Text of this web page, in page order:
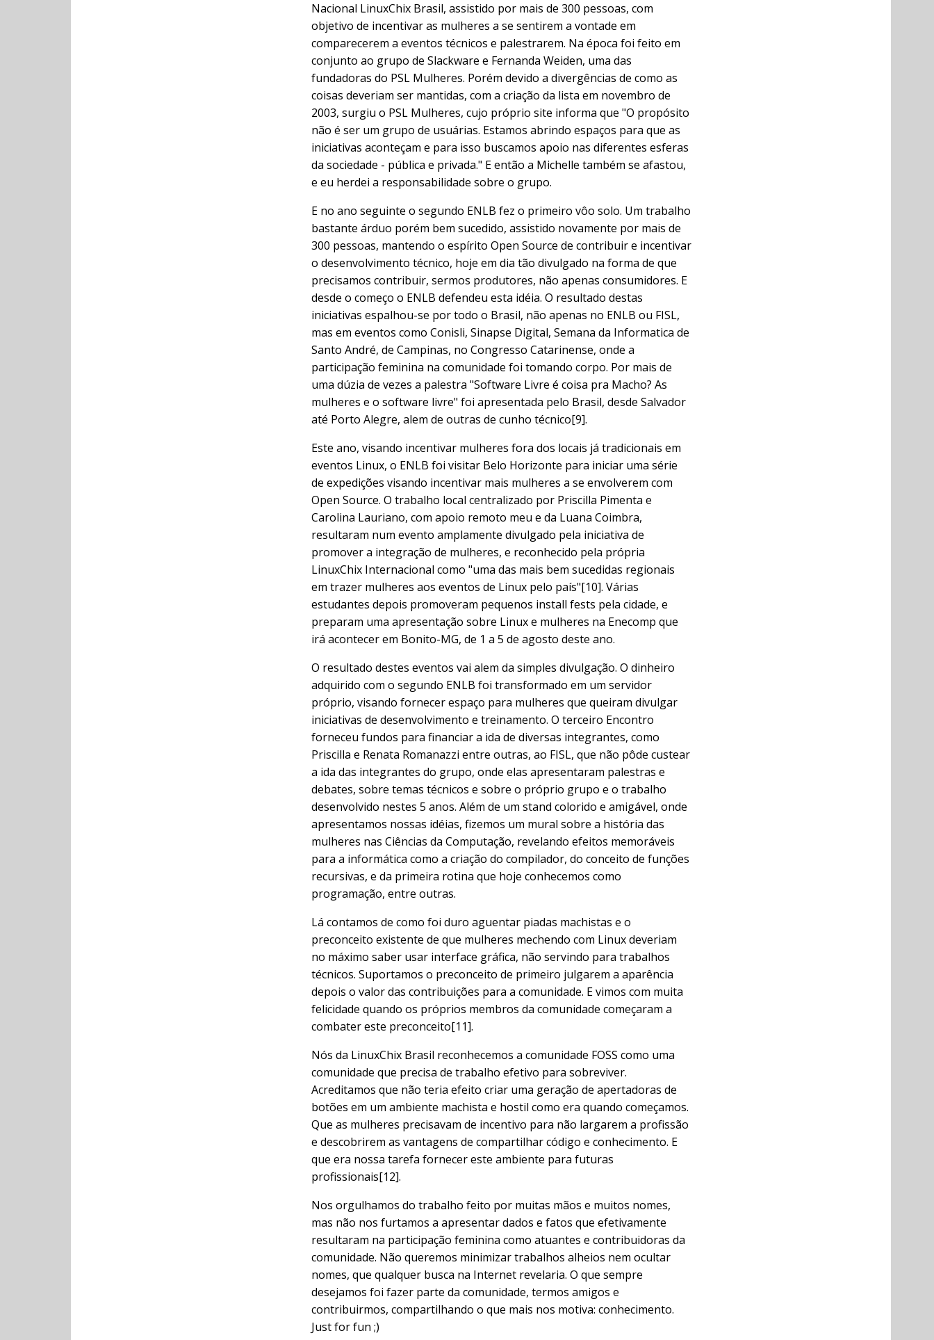
Nacional LinuxChix Brasil, assistido por mais de 300 pessoas, com
objetivo de incentivar as mulheres a se sentirem a vontade em
comparecerem a eventos técnicos e palestrarem. Na época foi feito em
conjunto ao grupo de Slackware e Fernanda Weiden, uma das
fundadoras do PSL Mulheres. Porém devido a divergências de como as
coisas deveriam ser mantidas, com a criação da lista em novembro de
2003, surgiu o PSL Mulheres, cujo próprio site informa que "O propósito
não é ser um grupo de usuárias. Estamos abrindo espaços para que as
iniciativas aconteçam e para isso buscamos apoio nas diferentes esferas
da sociedade - pública e privada." E então a Michelle também se afastou,
e eu herdei a responsabilidade sobre o grupo.
E no ano seguinte o segundo ENLB fez o primeiro vôo solo. Um trabalho
bastante árduo porém bem sucedido, assistido novamente por mais de
300 pessoas, mantendo o espírito Open Source de contribuir e incentivar
o desenvolvimento técnico, hoje em dia tão divulgado na forma de que
precisamos contribuir, sermos produtores, não apenas consumidores. E
desde o começo o ENLB defendeu esta idéia. O resultado destas
iniciativas espalhou-se por todo o Brasil, não apenas no ENLB ou FISL,
mas em eventos como Conisli, Sinapse Digital, Semana da Informatica de
Santo André, de Campinas, no Congresso Catarinense, onde a
participação feminina na comunidade foi tomando corpo. Por mais de
uma dúzia de vezes a palestra "Software Livre é coisa pra Macho? As
mulheres e o software livre" foi apresentada pelo Brasil, desde Salvador
até Porto Alegre, alem de outras de cunho técnico[9].
Este ano, visando incentivar mulheres fora dos locais já tradicionais em
eventos Linux, o ENLB foi visitar Belo Horizonte para iniciar uma série
de expedições visando incentivar mais mulheres a se envolverem com
Open Source. O trabalho local centralizado por Priscilla Pimenta e
Carolina Lauriano, com apoio remoto meu e da Luana Coimbra,
resultaram num evento amplamente divulgado pela iniciativa de
promover a integração de mulheres, e reconhecido pela própria
LinuxChix Internacional como "uma das mais bem sucedidas regionais
em trazer mulheres aos eventos de Linux pelo país"[10]. Várias
estudantes depois promoveram pequenos install fests pela cidade, e
preparam uma apresentação sobre Linux e mulheres na Enecomp que
irá acontecer em Bonito-MG, de 1 a 5 de agosto deste ano.
O resultado destes eventos vai alem da simples divulgação. O dinheiro
adquirido com o segundo ENLB foi transformado em um servidor
próprio, visando fornecer espaço para mulheres que queiram divulgar
iniciativas de desenvolvimento e treinamento. O terceiro Encontro
forneceu fundos para financiar a ida de diversas integrantes, como
Priscilla e Renata Romanazzi entre outras, ao FISL, que não pôde custear
a ida das integrantes do grupo, onde elas apresentaram palestras e
debates, sobre temas técnicos e sobre o próprio grupo e o trabalho
desenvolvido nestes 5 anos. Além de um stand colorido e amigável, onde
apresentamos nossas idéias, fizemos um mural sobre a história das
mulheres nas Ciências da Computação, revelando efeitos memoráveis
para a informática como a criação do compilador, do conceito de funções
recursivas, e da primeira rotina que hoje conhecemos como
programação, entre outras.
Lá contamos de como foi duro aguentar piadas machistas e o
preconceito existente de que mulheres mechendo com Linux deveriam
no máximo saber usar interface gráfica, não servindo para trabalhos
técnicos. Suportamos o preconceito de primeiro julgarem a aparência
depois o valor das contribuições para a comunidade. E vimos com muita
felicidade quando os próprios membros da comunidade começaram a
combater este preconceito[11].
Nós da LinuxChix Brasil reconhecemos a comunidade FOSS como uma
comunidade que precisa de trabalho efetivo para sobreviver.
Acreditamos que não teria efeito criar uma geração de apertadoras de
botões em um ambiente machista e hostil como era quando começamos.
Que as mulheres precisavam de incentivo para não largarem a profissão
e descobrirem as vantagens de compartilhar código e conhecimento. E
que era nossa tarefa fornecer este ambiente para futuras
profissionais[12].
Nos orgulhamos do trabalho feito por muitas mãos e muitos nomes,
mas não nos furtamos a apresentar dados e fatos que efetivamente
resultaram na participação feminina como atuantes e contribuidoras da
comunidade. Não queremos minimizar trabalhos alheios nem ocultar
nomes, que qualquer busca na Internet revelaria. O que sempre
desejamos foi fazer parte da comunidade, termos amigos e
contribuirmos, compartilhando o que mais nos motiva: conhecimento.
Just for fun ;)